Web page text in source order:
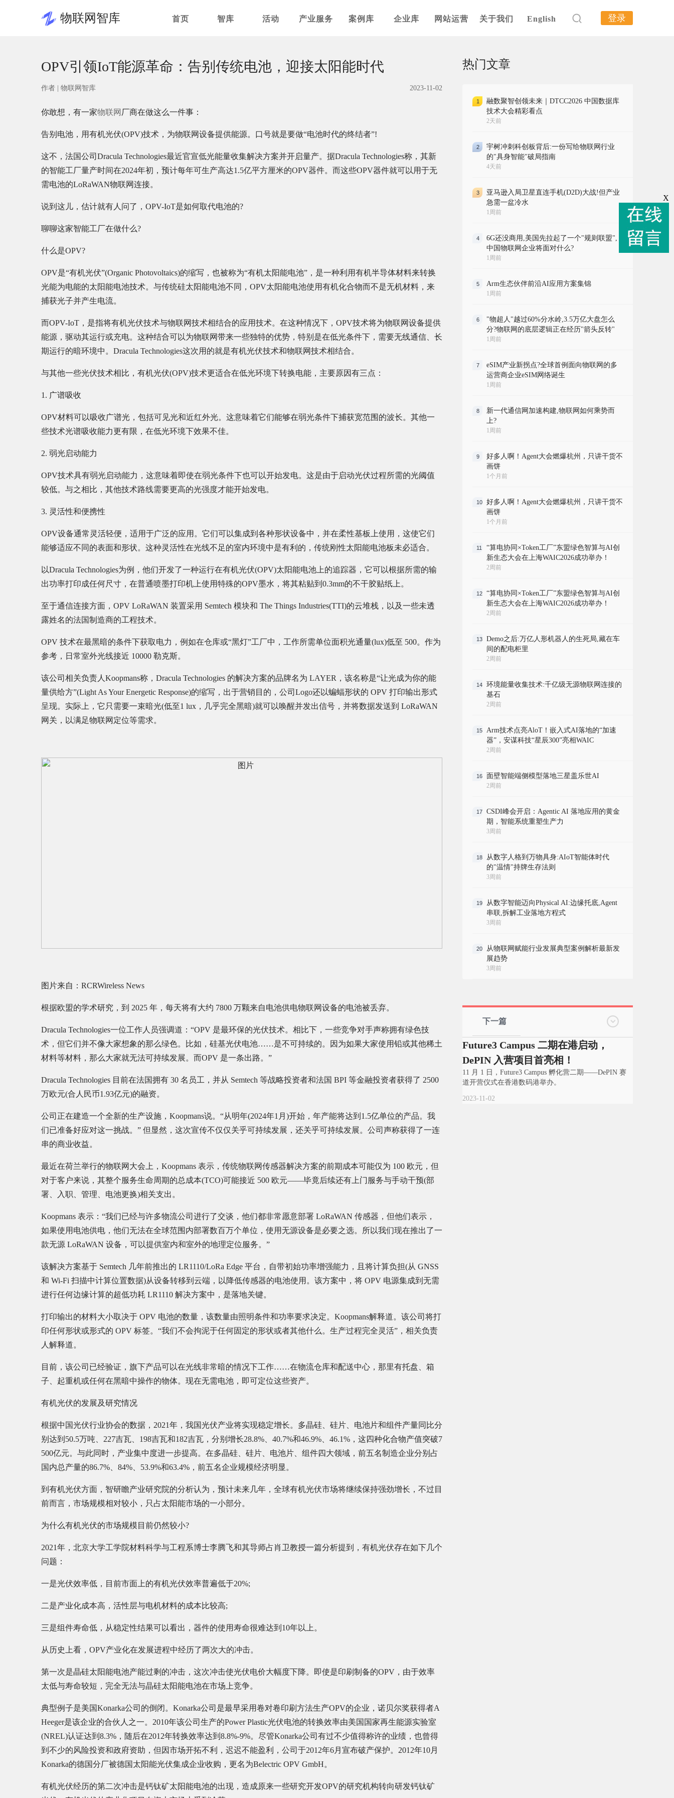
物联网智库 首页 智库 活动 产业服务 案例库 企业库 网站运营 关于我们 English 登录
OPV引领IoT能源革命：告别传统电池，迎接太阳能时代
作者 | 物联网智库 2023-11-02
你敢想，有一家物联网 厂商在做这么一件事：
告别电池，用有机光伏(OPV)技术，为物联网设备提供能源。口号就是要做“电池时代的终结者”!
这不，法国公司Dracula Technologies最近官宣低光能量收集解决方案并开启量产。据Dracula Technologies称，其新
的智能工厂量产时间在2024年初，预计每年可生产高达1.5亿平方厘米的OPV器件。而这些OPV器件就可以用于无
需电池的LoRaWAN物联网连接。
说到这儿，估计就有人问了，OPV-IoT是如何取代电池的?
聊聊这家智能工厂在做什么?
什么是OPV?
OPV是“有机光伏”(Organic Photovoltaics)的缩写，也被称为“有机太阳能电池”，是一种利用有机半导体材料来转换
光能为电能的太阳能电池技术。与传统硅太阳能电池不同，OPV太阳能电池使用有机化合物而不是无机材料，来
捕获光子并产生电流。
而OPV-IoT，是指将有机光伏技术与物联网技术相结合的应用技术。在这种情况下，OPV技术将为物联网设备提供
能源，驱动其运行或充电。这种结合可以为物联网带来一些独特的优势，特别是在低光条件下，需要无线通信、长
期运行的暗环境中。Dracula Technologies这次用的就是有机光伏技术和物联网技术相结合。
与其他一些光伏技术相比，有机光伏(OPV)技术更适合在低光环境下转换电能，主要原因有三点：
1. 广谱吸收
OPV材料可以吸收广谱光，包括可见光和近红外光。这意味着它们能够在弱光条件下捕获宽范围的波长。其他一
些技术光谱吸收能力更有限，在低光环境下效果不佳。
2. 弱光启动能力
OPV技术具有弱光启动能力，这意味着即使在弱光条件下也可以开始发电。这是由于启动光伏过程所需的光阈值
较低。与之相比，其他技术路线需要更高的光强度才能开始发电。
3. 灵活性和便携性
OPV设备通常灵活轻便，适用于广泛的应用。它们可以集成到各种形状设备中，并在柔性基板上使用，这使它们
能够适应不同的表面和形状。这种灵活性在光线不足的室内环境中是有利的，传统刚性太阳能电池板未必适合。
以Dracula Technologies为例，他们开发了一种运行在有机光伏(OPV)太阳能电池上的追踪器，它可以根据所需的输
出功率打印成任何尺寸，在普通喷墨打印机上使用特殊的OPV墨水，将其粘贴到0.3mm的不干胶贴纸上。
至于通信连接方面，OPV LoRaWAN 装置采用 Semtech 模块和 The Things Industries(TTI)的云堆栈，以及一些未透
露姓名的法国制造商的工程技术。
OPV 技术在最黑暗的条件下获取电力，例如在仓库或“黑灯”工厂中，工作所需单位面积光通量(lux)低至 500。作为
参考，日常室外光线接近 10000 勒克斯。
该公司相关负责人Koopmans称，Dracula Technologies 的解决方案的品牌名为 LAYER，该名称是“让光成为你的能
量供给方”(Light As Your Energetic Response)的缩写，出于营销目的，公司Logo还以蝙蝠形状的 OPV 打印输出形式
呈现。实际上，它只需要一束暗光(低至1 lux，几乎完全黑暗)就可以唤醒并发出信号，并将数据发送到 LoRaWAN
网关，以满足物联网定位等需求。
图片来自：RCRWireless News
根据欧盟的学术研究，到 2025 年，每天将有大约 7800 万颗来自电池供电物联网设备的电池被丢弃。
Dracula Technologies一位工作人员强调道：“OPV 是最环保的光伏技术。相比下，一些竞争对手声称拥有绿色技
术，但它们并不像大家想象的那么绿色。比如，硅基光伏电池……是不可持续的。因为如果大家使用铅或其他稀土
材料等材料，那么大家就无法可持续发展。而OPV 是一条出路。”
Dracula Technologies 目前在法国拥有 30 名员工，并从 Semtech 等战略投资者和法国 BPI 等金融投资者获得了 2500
万欧元(合人民币1.93亿元)的融资。
公司正在建造一个全新的生产设施，Koopmans说。“从明年(2024年1月)开始，年产能将达到1.5亿单位的产品。我
们已准备好应对这一挑战。” 但显然，这次宣传不仅仅关乎可持续发展，还关乎可持续发展。公司声称获得了一连
串的商业收益。
最近在荷兰举行的物联网大会上，Koopmans 表示，传统物联网传感器解决方案的前期成本可能仅为 100 欧元，但
对于客户来说，其整个服务生命周期的总成本(TCO)可能接近 500 欧元——毕竟后续还有上门服务与手动干预(部
署、入职、管理、电池更换)相关支出。
Koopmans 表示：“我们已经与许多物流公司进行了交谈，他们都非常愿意部署 LoRaWAN 传感器，但他们表示，
如果使用电池供电，他们无法在全球范围内部署数百万个单位，使用无源设备是必要之选。所以我们现在推出了一
款无源 LoRaWAN 设备，可以提供室内和室外的地理定位服务。”
该解决方案基于 Semtech 几年前推出的 LR1110/LoRa Edge 平台，自带初始功率增强能力，且将计算负担(从 GNSS
和 Wi-Fi 扫描中计算位置数据)从设备转移到云端，以降低传感器的电池使用。该方案中，将 OPV 电源集成到无需
进行任何边缘计算的超低功耗 LR1110 解决方案中，是落地关键。
打印输出的材料大小取决于 OPV 电池的数量，该数量由照明条件和功率要求决定。Koopmans解释道。该公司将打
印任何形状或形式的 OPV 标签。“我们不会拘泥于任何固定的形状或者其他什么。生产过程完全灵活”，相关负责
人解释道。
目前，该公司已经验证，旗下产品可以在光线非常暗的情况下工作……在物流仓库和配送中心，那里有托盘、箱
子、起重机或任何在黑暗中操作的物体。现在无需电池，即可定位这些资产。
有机光伏的发展及研究情况
根据中国光伏行业协会的数据，2021年，我国光伏产业将实现稳定增长。多晶硅、硅片、电池片和组件产量同比分
别达到50.5万吨、227吉瓦、198吉瓦和182吉瓦，分别增长28.8%、40.7%和46.9%、46.1%，这四种化合物产值突破7
500亿元。与此同时，产业集中度进一步提高。在多晶硅、硅片、电池片、组件四大领域，前五名制造企业分别占
国内总产量的86.7%、84%、53.9%和63.4%，前五名企业规模经济明显。
到有机光伏方面，智研瞻产业研究院的分析认为，预计未来几年，全球有机光伏市场将继续保持强劲增长，不过目
前而言，市场规模相对较小，只占太阳能市场的一小部分。
为什么有机光伏的市场规模目前仍然较小?
2021年，北京大学工学院材料科学与工程系博士李腾飞和其导师占肖卫教授一篇分析提到，有机光伏存在如下几个
问题：
一是光伏效率低，目前市面上的有机光伏效率普遍低于20%;
二是产业化成本高，活性层与电机材料的成本比较高;
三是组件寿命低，从稳定性结果可以看出，器件的使用寿命很难达到10年以上。
从历史上看，OPV产业化在发展进程中经历了两次大的冲击。
第一次是晶硅太阳能电池产能过剩的冲击，这次冲击使光伏电价大幅度下降。即使是印刷制备的OPV，由于效率
太低与寿命较短，完全无法与晶硅太阳能电池在市场上竞争。
典型例子是美国Konarka公司的倒闭。Konarka公司是最早采用卷对卷印刷方法生产OPV的企业，诺贝尔奖获得者A
Heeger是该企业的合伙人之一。2010年该公司生产的Power Plastic光伏电池的转换效率由美国国家再生能源实验室
(NREL)认证达到8.3%，随后在2012年转换效率达到8.8%-9%。尽管Konarka公司有过不少值得称许的业绩，也曾得
到不少的风险投资和政府资助，但因市场开拓不利，迟迟不能盈利，公司于2012年6月宣布破产保护。2012年10月
Konarka的德国分厂被德国太阳能光伏集成企业收购，更名为Belectric OPV GmbH。
有机光伏经历的第二次冲击是钙钛矿太阳能电池的出现，造成原来一些研究开发OPV的研究机构转向研发钙钛矿
热门文章
1
融数聚智创领未来｜DTCC2026 中国数据库
技术大会精彩看点
2天前
2
宇树冲刺科创板背后:一份写给物联网行业
的"具身智能"破局指南
4天前
3
亚马逊入局卫星直连手机(D2D)大战!但产业
急需一盆冷水
1周前
4
6G还没商用,美国先拉起了一个"规则联盟",
中国物联网企业将面对什么?
1周前
5 Arm生态伙伴前沿AI应用方案集锦
1周前
6
"物超人"越过60%分水岭,3.5万亿大盘怎么
分?物联网的底层逻辑正在经历"箭头反转"
1周前
7
eSIM产业新拐点?全球首例面向物联网的多
运营商企业eSIM网络诞生
1周前
8
新一代通信网加速构建,物联网如何乘势而
上?
1周前
9
好多人啊！Agent大会燃爆杭州，只讲干货不
画饼
1个月前
10
好多人啊！Agent大会燃爆杭州，只讲干货不
画饼
1个月前
11
“算电协同×Token工厂”东盟绿色智算与AI创
新生态大会在上海WAIC2026成功举办！
2周前
12
“算电协同×Token工厂”东盟绿色智算与AI创
新生态大会在上海WAIC2026成功举办！
2周前
13
Demo之后:万亿人形机器人的生死局,藏在车
间的配电柜里
2周前
14
环境能量收集技术:千亿级无源物联网连接的
基石
2周前
15
Arm技术点亮AloT！嵌入式AI落地的“加速
器”，安谋科技“星辰300”亮相WAIC
2周前
16 面壁智能端侧模型落地三星盖乐世AI
2周前
17
CSDI峰会开启：Agentic AI 落地应用的黄金
期，智能系统重塑生产力
3周前
18
从数字人格到万物具身:AIoT智能体时代
的"温情"持牌生存法则
3周前
19
从数字智能迈向Physical AI:边缘托底,Agent
串联,拆解工业落地方程式
3周前
20
从物联网赋能行业发展典型案例解析最新发
展趋势
3周前
下一篇
Future3 Campus 二期在港启动，
DePIN 入营项目首亮相！
11 月 1 日，Future3 Campus 孵化营二期——DePIN 赛
道开营仪式在香港数码港举办。
2023-11-02
X